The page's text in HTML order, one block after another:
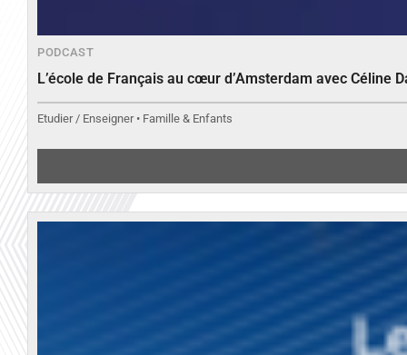
PODCAST
L’école de Français au cœur d’Amsterdam avec Céline
Etudier / Enseigner • Famille & Enfants